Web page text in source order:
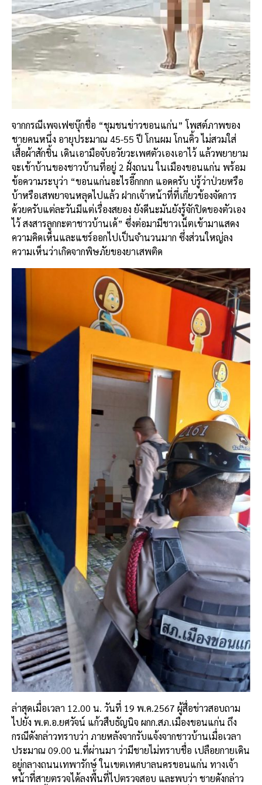
จากกรณีเพจเฟซบุ๊กชื่อ “ชุมชนข่าวขอนแก่น” โพสต์ภาพของ
ชายคนหนึ่ง อายุประมาณ 45-55 ปี โกนผม โกนคิ้ว ไม่สวมใส่
เสื้อผ้าสักชิ้น เดินเอามือจับอวัยวะเพศตัวเองเอาไว้ แล้วพยายาม
จะเข้าบ้านของชาวบ้านที่อยู่ 2 ฝั่งถนน ในเมืองขอนแก่น พร้อม
ข้อความระบุว่า “ขอนแก่นอะไรอี๊กกกก แอดครับ บ่รู้ว่าป่วยหรือ
บ้าหรือเสพยาจนหลุดไปแล้ว ฝากเจ้าหน้าที่ที่เกี่ยวข้องจัดการ
ด้วยครับแต่ละวันมีแต่เรื่องสยอง ยังดีนะมันยังรู้จักปิดของตัวเอง
ไว้ สงสารลูกกะตาชาวบ้านเด้” ซึ่งต่อมามีชาวเน็ตเข้ามาแสดง
ความคิดเห็นและแชร์ออกไปเป็นจำนวนมาก ซึ่งส่วนใหญ่ลง
ความเห็นว่าเกิดจากพิษภัยของยาเสพติด
ล่าสุดเมื่อเวลา 12.00 น. วันที่ 19 พ.ค.2567 ผู้สื่อข่าวสอบถาม
ไปยัง พ.ต.อ.ยศวัจน์ แก้วสืบธัญนิจ ผกก.สภ.เมืองขอนแก่น ถึง
กรณีดังกล่าวทราบว่า ภายหลังจากรับแจ้งจากชาวบ้านเมื่อเวลา
ประมาณ 09.00 น.ที่ผ่านมา ว่ามีชายไม่ทราบชื่อ เปลือยกายเดิน
อยู่กลางถนนเทพารักษ์ ในเขตเทศบาลนครขอนแก่น ทางเจ้า
หน้าที่สายตรวจได้ลงพื้นที่ไปตรวจสอบ และพบว่า ชายดังกล่าว